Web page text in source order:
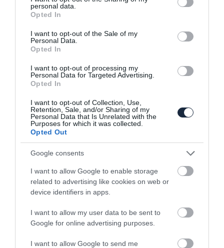
grant or deny consent to Google and its third-party tags to
use your data for below specified purposes in below Google
consent section.
personal data.
Opted In
I want to opt-out of the Sale of my
Personal Data.
Opted In
I want to opt-out of processing my
Personal Data for Targeted Advertising.
Opted In
I want to opt-out of Collection, Use,
Retention, Sale, and/or Sharing of my
Personal Data that Is Unrelated with the
Purposes for which it was collected.
Opted Out
Google consents
I want to allow Google to enable storage
related to advertising like cookies on web or
device identifiers in apps.
I want to allow my user data to be sent to
Google for online advertising purposes.
I want to allow Google to send me
Hibridesít a Jeep, itt a konnektoros
Renegade és a Compass
2025-ben jön az első elektromos Subaru